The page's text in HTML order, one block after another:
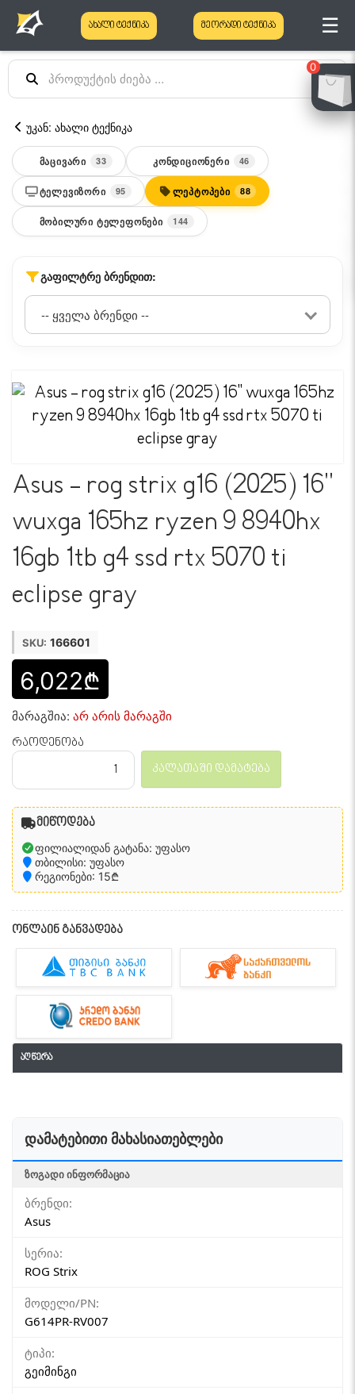
0
ახალი ტექნიკა მეორადი ტექნიკა ☰
უკან: ახალი ტექნიკა
ᲛᲐᲪᲘᲕᲐᲠᲘ 33 ᲙᲝᲜᲓᲘᲪᲘᲝᲜᲔᲠᲘ 46
ᲢᲔᲚᲔᲕᲘᲖᲝᲠᲘ 95 ᲚᲔᲞᲢᲝᲞᲔᲑᲘ 88
ᲛᲝᲑᲘᲚᲣᲠᲘ ᲢᲔᲚᲔᲤᲝᲜᲔᲑᲘ 144
ᲒᲐᲤᲘᲚᲢᲠᲔ ᲑᲠᲔᲜᲓᲘᲗ:
Asus - rog strix g16 (2025) 16''
wuxga 165hz ryzen 9 8940hx
16gb 1tb g4 ssd rtx 5070 ti
eclipse gray
SKU: 166601
6,022₾
მარაგშია: არ არის მარაგში
რაოდენობა
კალათაში დამატება
მიწოდება
ფილიალიდან გატანა: უფასო
თბილისი: უფასო
რეგიონები: 15₾
ონლაინ განვადება
აღწერა
დამატებითი მახასიათებლები
ᲖᲝᲒᲐᲓᲘ ᲘᲜᲤᲝᲠᲛᲐᲪᲘᲐ
ბრენდი:
Asus
სერია:
ROG Strix
მოდელი/PN:
G614PR-RV007
ტიპი:
გეიმინგი